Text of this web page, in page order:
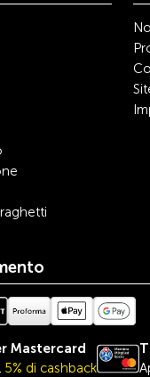
Mastercard
5% di cashback